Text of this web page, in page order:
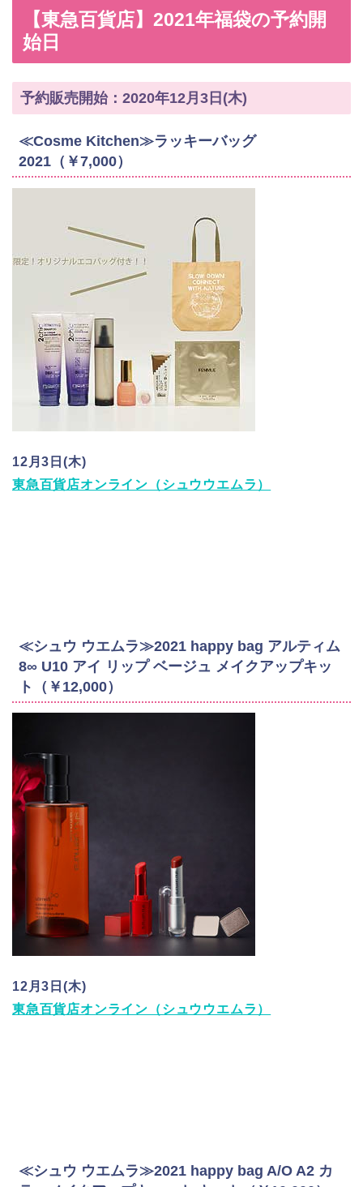
【東急百貨店】2021年福袋の予約開
始日
予約販売開始：2020年12月3日(木)
≪Cosme Kitchen≫ラッキーバッグ
2021（￥7,000）
12月3日(木)
東急百貨店オンライン（シュウウエムラ）
≪シュウ ウエムラ≫2021 happy bag アルティム
8∞ U10 アイ リップ ベージュ メイクアップキッ
ト（￥12,000）
12月3日(木)
東急百貨店オンライン（シュウウエムラ）
≪シュウ ウエムラ≫2021 happy bag A/O A2 カ